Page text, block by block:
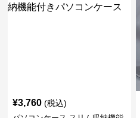
¥3,760 (税込)